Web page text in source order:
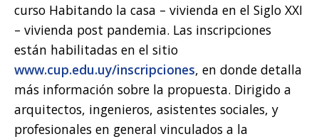
curso Habitando la casa – vivienda en el Siglo XXI
– vivienda post pandemia. Las inscripciones
están habilitadas en el sitio
www.cup.edu.uy/inscripciones, en donde detalla
más información sobre la propuesta. Dirigido a
arquitectos, ingenieros, asistentes sociales, y
profesionales en general vinculados a la